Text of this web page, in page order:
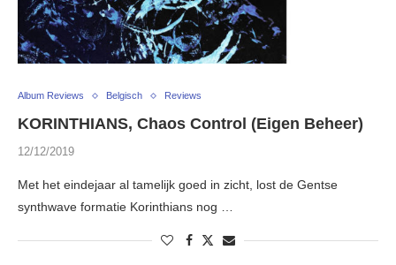
Album Reviews Belgisch Reviews
KORINTHIANS, Chaos Control (Eigen Beheer)
12/12/2019
Met het eindejaar al tamelijk goed in zicht, lost de Gentse
synthwave formatie Korinthians nog …